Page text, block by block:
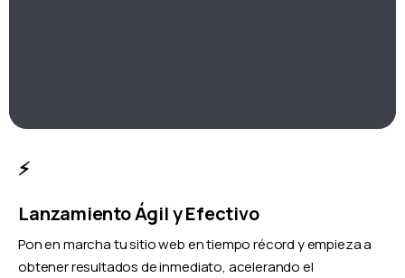
⚡
Lanzamiento Ágil y Efectivo
Pon en marcha tu sitio web en tiempo récord y empieza a
obtener resultados de inmediato, acelerando el